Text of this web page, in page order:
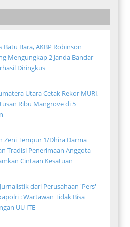
Batu Bara, AKBP Robinson
Mengungkap 2 Janda Bandar
Diringkus
Utara Cetak Rekor MURI,
Ribu Mangrove di 5
Zeni Tempur 1/Dhira Darma
Tradisi Penerimaan Anggota
Cintaan Kesatuan
dari Perusahaan 'Pers'
: Wartawan Tidak Bisa
UU ITE